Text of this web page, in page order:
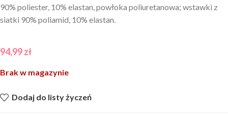
90% poliester, 10% elastan, powłoka poliuretanowa; wstawki z
siatki 90% poliamid, 10% elastan.
94,99zł
Brak w magazynie
Dodaj do listy życzeń